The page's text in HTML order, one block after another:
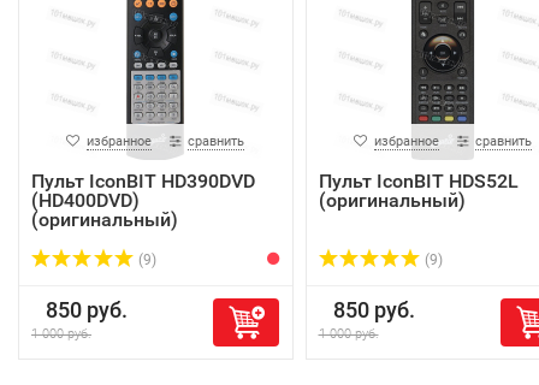
избранное сравнить
Пульт IconBIT HD390DVD
(HD400DVD)
(оригинальный)
(9)
850 руб.
1 000 руб.
избранное сравнить
Пульт IconBIT HDS52L
(оригинальный)
(9)
850 руб.
1 000 руб.